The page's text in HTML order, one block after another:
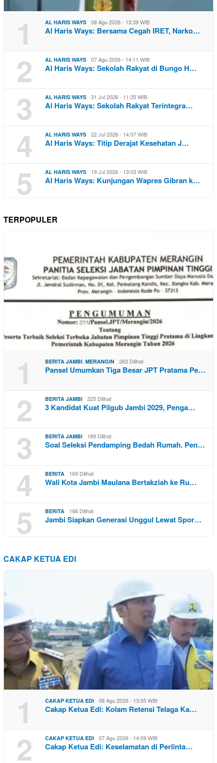
1 AL HARIS WAYS 08 Agu 2026 - 13:39 WIB
Al Haris Ways: Bersama Cegah IRET, Narko…
2 AL HARIS WAYS 07 Agu 2026 - 14:11 WIB
Al Haris Ways: Sekolah Rakyat di Bungo H…
3 AL HARIS WAYS 31 Jul 2026 - 11:35 WIB
Al Haris Ways: Sekolah Rakyat Terintegra…
4 AL HARIS WAYS 22 Jul 2026 - 14:07 WIB
Al Haris Ways: Titip Derajat Kesehatan J…
5 AL HARIS WAYS 19 Jul 2026 - 13:03 WIB
Al Haris Ways: Kunjungan Wapres Gibran k…
TERPOPULER
1 BERITA JAMBI MERANGIN 263 Dilihat
Pansel Umumkan Tiga Besar JPT Pratama Pe…
2 BERITA JAMBI 225 Dilihat
3 Kandidat Kuat Pilgub Jambi 2029, Penga…
3 BERITA JAMBI 189 Dilihat
Soal Seleksi Pendamping Bedah Rumah. Pen…
4 BERITA 169 Dilihat
Wali Kota Jambi Maulana Bertakziah ke Ru…
5 BERITA 166 Dilihat
Jambi Siapkan Generasi Unggul Lewat Spor…
CAKAP KETUA EDI
1 CAKAP KETUA EDI 08 Agu 2026 - 13:05 WIB
Cakap Ketua Edi: Kolam Retensi Telaga Ka…
2 CAKAP KETUA EDI 07 Agu 2026 - 14:09 WIB
Cakap Ketua Edi: Keselamatan di Perlinta…